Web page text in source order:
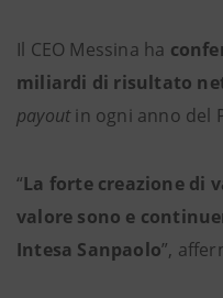
Il CEO Messina ha
miliardi di risultato
payoutin ogni anno del
“La forte creazione di
valore sono e
Intesa Sanpaolo”,